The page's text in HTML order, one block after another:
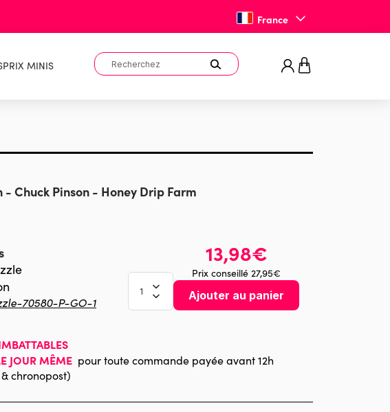
France
PRIX MINIS
- Chuck Pinson - Honey Drip Farm
70580-P-GO-1
13,98€
Prix conseillé 27,95€
Ajouter au panier
JOUR MÊME pour toute commande payée avant 12h
chronopost)